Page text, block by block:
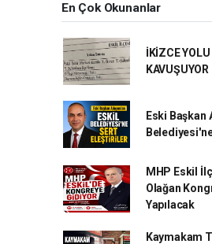
En Çok Okunanlar
İKİZCE
KAVUŞUYOR
Eski Başkan
MHP Eskil
Olağan
Yapılacak
Kaymakam